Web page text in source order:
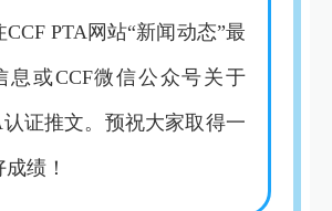
CCF PTA网站“新闻动态”最
息或CCF微信公众号关于
认证推文。预祝大家取得一
绩！